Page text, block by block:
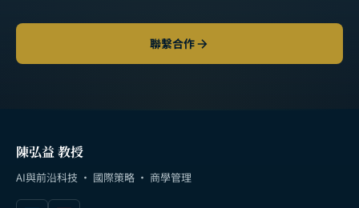
聯繫合作
陳弘益 教授
AI與前沿科技 · 國際策略 · 商學管理